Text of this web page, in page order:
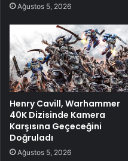
Ağustos 5, 2026
Henry Cavill, Warhammer
40K Dizisinde Kamera
Karşısına Geçeceğini
Doğruladı
Ağustos 5, 2026